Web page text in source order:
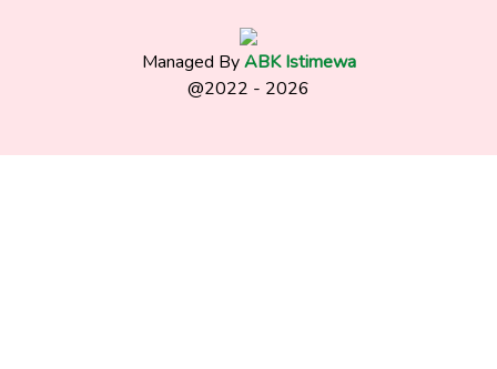
Managed ByABK Istimewa
@2022 - 2026